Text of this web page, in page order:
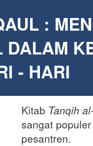
:
- HARI
Kitab Tanqih
sangat
pesantren.